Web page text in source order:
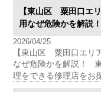
【東山区 粟田口エ
用なぜ危険かを解説！
2026/04/25
【東山区 粟田口エリ
なぜ危険かを解説！
理をできる修理店をお